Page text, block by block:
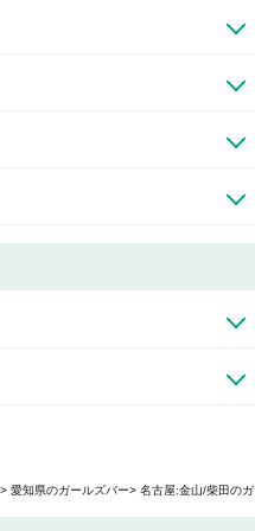
愛知県のガールズバー 名古屋:金山/柴田の